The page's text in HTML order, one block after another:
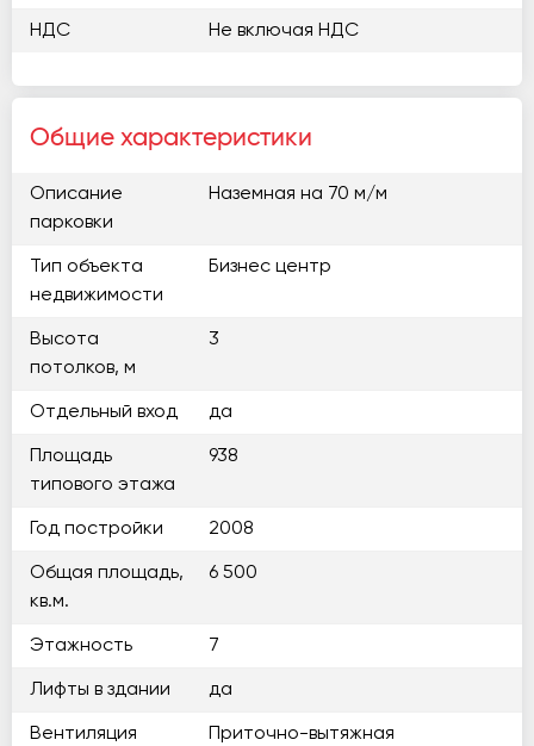
НДС Не включая НДС
Общие характеристики
Описание
парковки
Наземная на 70 м/м
Тип объекта
недвижимости
Бизнес центр
Высота
потолков, м
3
Отдельный вход да
Площадь
типового этажа
938
Год постройки 2008
Общая площадь,
кв.м.
6 500
Этажность 7
Лифты в здании да
Вентиляция Приточно-вытяжная